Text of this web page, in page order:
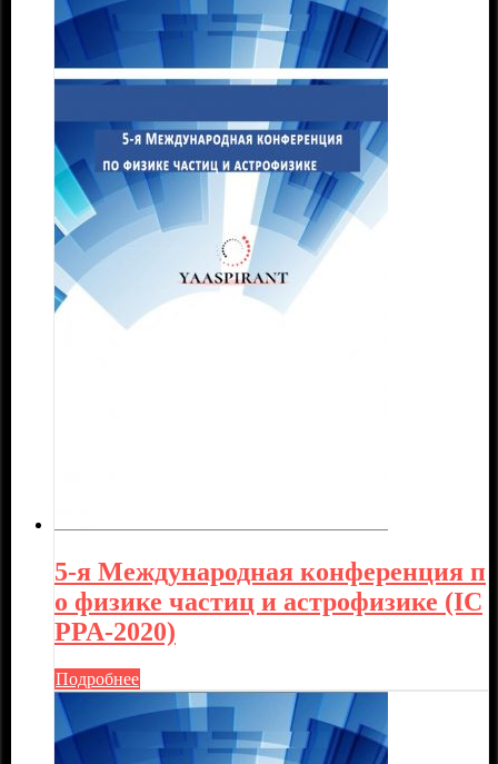
5-я Международная конференция п
о физике частиц и астрофизике (IC
PPA-2020)
Подробнее